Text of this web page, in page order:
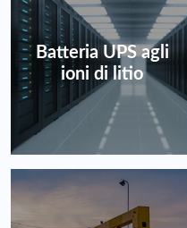
Batteria UPS agli
ioni di litio